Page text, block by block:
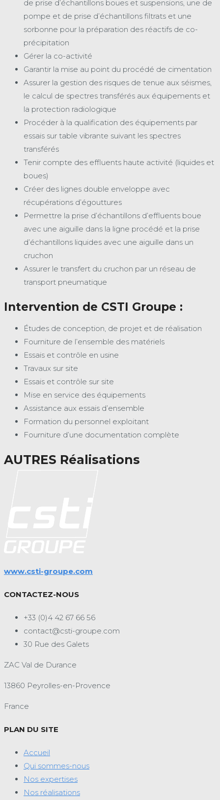
de prise d’échantillons boues et suspensions, une de
pompe et de prise d’échantillons filtrats et une
sorbonne pour la préparation des réactifs de co-
précipitation
Gérer la co-activité
Garantir la mise au point du procédé de cimentation
Assurer la gestion des risques de tenue aux séismes,
le calcul de spectres transférés aux équipements et
la protection radiologique
Procéder à la qualification des équipements par
essais sur table vibrante suivant les spectres
transférés
Tenir compte des effluents haute activité (liquides et
boues)
Créer des lignes double enveloppe avec
récupérations d’égouttures
Permettre la prise d’échantillons d’effluents boue
avec une aiguille dans la ligne procédé et la prise
d’échantillons liquides avec une aiguille dans un
cruchon
Assurer le transfert du cruchon par un réseau de
transport pneumatique
Intervention de CSTI Groupe :
Études de conception, de projet et de réalisation
Fourniture de l’ensemble des matériels
Essais et contrôle en usine
Travaux sur site
Essais et contrôle sur site
Mise en service des équipements
Assistance aux essais d’ensemble
Formation du personnel exploitant
Fourniture d’une documentation complète
AUTRES Réalisations
www.csti-groupe.com
CONTACTEZ-NOUS
+33 (0)4 42 67 66 56
contact@csti-groupe.com
30 Rue des Galets
ZAC Val de Durance
13860 Peyrolles-en-Provence
France
PLAN DU SITE
Accueil
Qui sommes-nous
Nos expertises
Nos réalisations